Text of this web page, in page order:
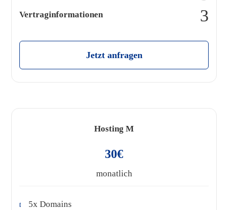
Vertraginformationen
Jetzt anfragen
Hosting M
30€
monatlich
5x Domains